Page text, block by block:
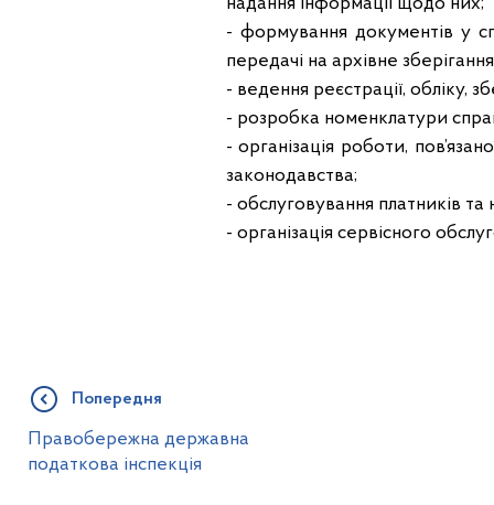
надання інформації щодо них;
- формування документів у
передачі на архівне
- ведення реєстрації, обліку,
- розробка номенклатури
- організація роботи,
законодавства;
- обслуговування платників та
- організація сервісного
Попередня
Правобережна державна
податкова інспекція